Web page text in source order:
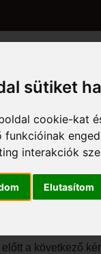
sütiket
cookie-kat
funkcióinak
interakciók
Elutasítom
A
grillezés folyamata
a következő